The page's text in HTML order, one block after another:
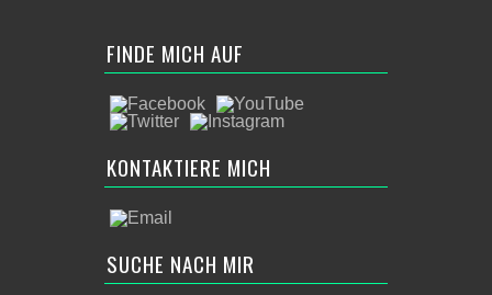
FINDE MICH AUF
KONTAKTIERE MICH
SUCHE NACH MIR